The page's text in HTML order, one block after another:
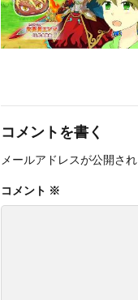
コメントを書く
メールアドレスが公開さ
コメント ※